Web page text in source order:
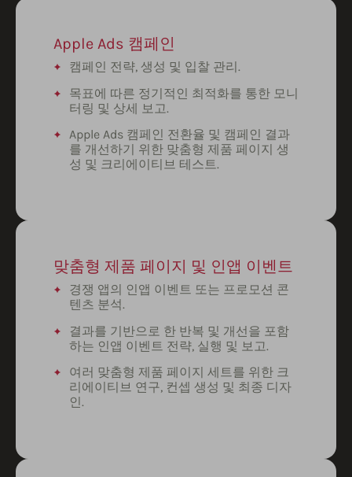
Apple Ads 캠페인
캠페인 전략, 생성 및 입찰 관리.
목표에 따른 정기적인 최적화를 통한 모니
터링 및 상세 보고.
Apple Ads 캠페인 전환율 및 캠페인 결과
를 개선하기 위한 맞춤형 제품 페이지 생
성 및 크리에이티브 테스트.
맞춤형 제품 페이지 및 인앱 이벤트
경쟁 앱의 인앱 이벤트 또는 프로모션 콘
텐츠 분석.
결과를 기반으로 한 반복 및 개선을 포함
하는 인앱 이벤트 전략, 실행 및 보고.
여러 맞춤형 제품 페이지 세트를 위한 크
리에이티브 연구, 컨셉 생성 및 최종 디자
인.